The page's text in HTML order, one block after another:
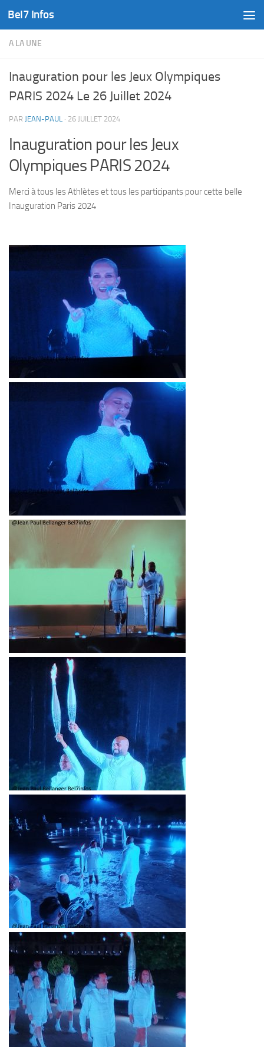
Skip to content
Bel7 Infos
A LA UNE
Inauguration pour les Jeux Olympiques
PARIS 2024 Le 26 Juillet 2024
PAR JEAN-PAUL · 26 JUILLET 2024
Inauguration pour les Jeux
Olympiques PARIS 2024
Merci à tous les Athlètes et tous les participants pour cette belle
Inauguration Paris 2024